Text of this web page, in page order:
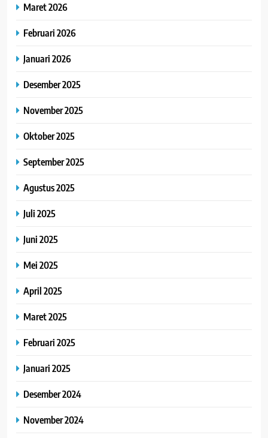
Maret 2026
Februari 2026
Januari 2026
Desember 2025
November 2025
Oktober 2025
September 2025
Agustus 2025
Juli 2025
Juni 2025
Mei 2025
April 2025
Maret 2025
Februari 2025
Januari 2025
Desember 2024
November 2024